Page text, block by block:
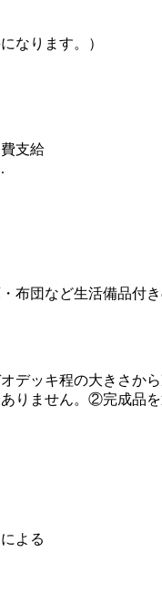
なります。）
支給
布団など生活備品付
デッキ程の大きさか
りません。②完成品
よる